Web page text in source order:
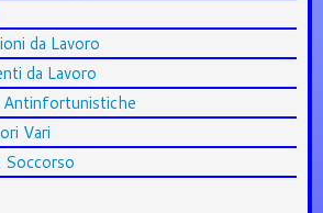
da Lavoro
da Lavoro
Antinfortunistiche
Vari